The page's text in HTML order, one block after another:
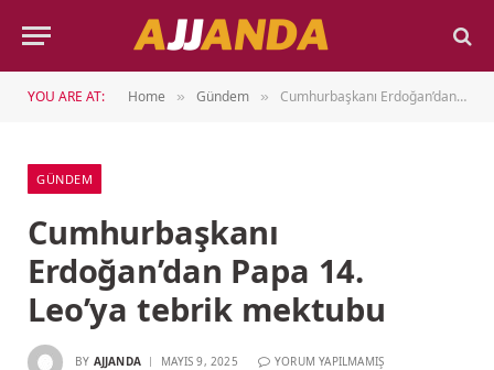
YOU ARE AT: Home » Gündem » Cumhurbaşkanı Erdoğan’dan Papa 14. Leo’ya tebrik mektubu
GÜNDEM
Cumhurbaşkanı
Erdoğan’dan Papa 14.
Leo’ya tebrik mektubu
BY AJJANDA MAYIS 9, 2025 YORUM YAPILMAMIŞ